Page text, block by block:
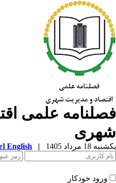
علمی
18 مرداد 1405 |
English
]
ورود خودکار